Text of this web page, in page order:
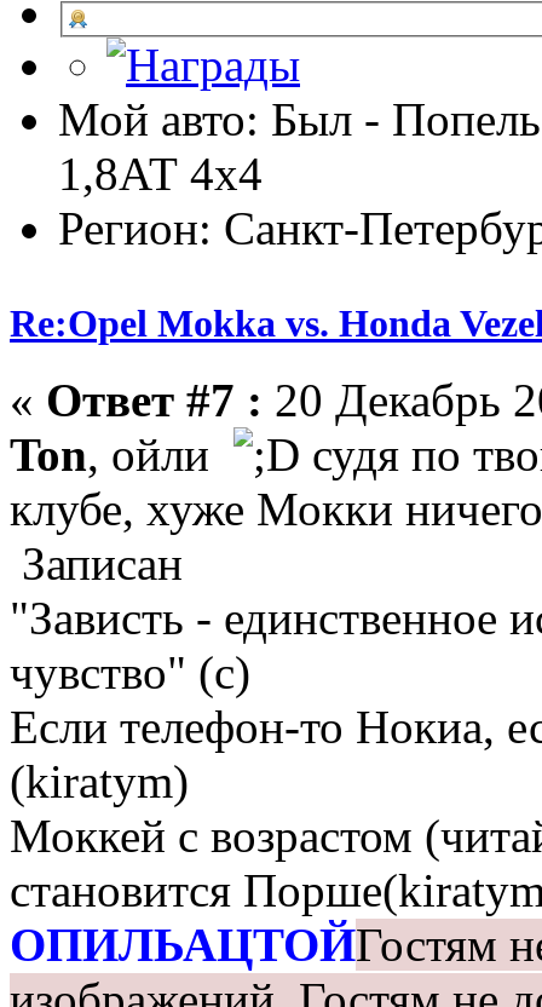
Мой авто: Был -
1,8АТ 4х4
Регион: Санкт-
Re:Opel Mokka vs. Honda
« Ответ #7 : 20 Декабрь
Ton, ойли
судя по
клубе, хуже Мокки
Записан
"Зависть - единственное
чувство" (с)
Если телефон-то Нокиа,
(kiratym)
Моккей с возрастом
становится
ОПИЛЬАЦТОЙГостям